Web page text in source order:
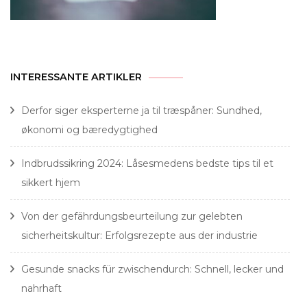
INTERESSANTE ARTIKLER
Derfor siger eksperterne ja til træspåner: Sundhed,
økonomi og bæredygtighed
Indbrudssikring 2024: Låsesmedens bedste tips til et
sikkert hjem
Von der gefährdungsbeurteilung zur gelebten
sicherheitskultur: Erfolgsrezepte aus der industrie
Gesunde snacks für zwischendurch: Schnell, lecker und
nahrhaft